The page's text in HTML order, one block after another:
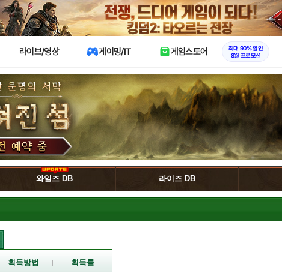
X
라이브/영상 게이밍/IT 게임스토어
최대 90% 할인
8월 프로모션
와일즈 DB 라이즈 DB
획득방법 획득률